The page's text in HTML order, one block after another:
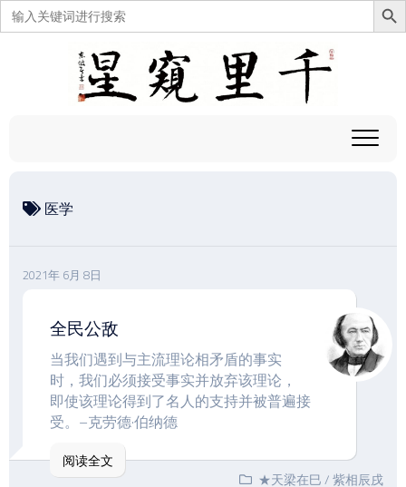
搜
索：
医学
2021年 6月 8日
全民公敌
当我们遇到与主流理论相矛盾的事实
时，我们必须接受事实并放弃该理论，
即使该理论得到了名人的支持并被普遍接
受。–克劳德·伯纳德
阅读全文
★天梁在巳/紫相辰戌